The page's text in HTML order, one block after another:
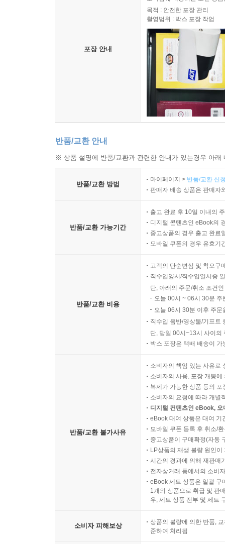
포장 안내
목적 : 안전한 포장 관리
촬영범위 : 박스 포장 작업
반품/교환 안내
※ 상품 설명에 반품/교환과 관련한 안내가 있는경우 아
반품/교환 방법
마이페이지 > 반품/교환 신
판매자 배송 상품은 판매자
반품/교환 가능기간
출고 완료 후 10일 이내의
디지털 콘텐츠인 eBook의
중고상품의 경우 출고 완료
모바일 쿠폰의 경우 유효기
반품/교환 비용
고객의 단순변심 및 착오구
직수입양서/직수입일서중
단, 아래의 주문/취소 조건
오늘 00시 ~ 06시 30분
오늘 06시 30분 이후 주
직수입 음반/영상물/기프트
단, 당일 00시~13시 사이의
박스 포장은 택배 배송이
반품/교환 불가사유
소비자의 책임 있는 사유로
소비자의 사용, 포장 개봉
복제가 가능한 상품 등의
소비자의 요청에 따라 개별
디지털 컨텐츠인 eBook,
eBook 대여 상품은 대여 기
모바일 쿠폰 등록 후 취소/
중고상품이 구매확정(자동
LP상품의 재생 불량 원인
시간의 경과에 의해 재판매
전자상거래 등에서의 소비
eBook 세트 상품은 일괄 구
1개의 상품으로 취급 및 판
우, 세트 상품 전부 및 세트
소비자 피해보상
상품의 불량에 의한 반품,
준하여 처리됨